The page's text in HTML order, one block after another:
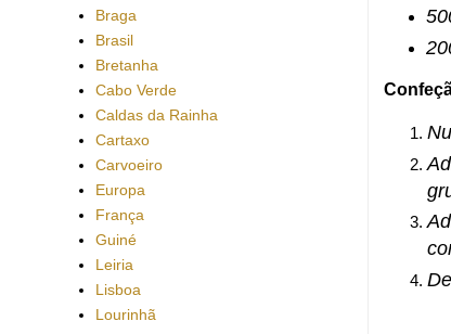
Braga
Brasil
Bretanha
Cabo Verde
Caldas da Rainha
Cartaxo
Carvoeiro
Europa
França
Guiné
Leiria
Lisboa
Lourinhã